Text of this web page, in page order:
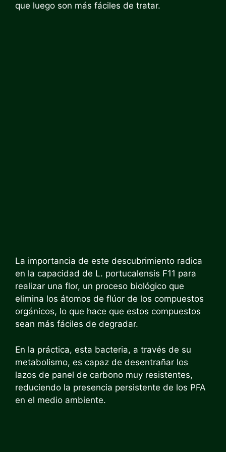
que luego son más fáciles de tratar.
La importancia de este descubrimiento radica
en la capacidad de L. portucalensis F11 para
realizar una flor, un proceso biológico que
elimina los átomos de flúor de los compuestos
orgánicos, lo que hace que estos compuestos
sean más fáciles de degradar.
En la práctica, esta bacteria, a través de su
metabolismo, es capaz de desentrañar los
lazos de panel de carbono muy resistentes,
reduciendo la presencia persistente de los PFA
en el medio ambiente.